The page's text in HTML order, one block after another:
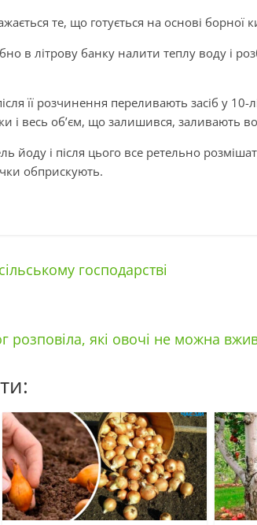
те, що готується на основі борної
в літрову банку налити теплу воду і
її розчинення переливають засіб у 10-
і весь об’єм, що залишився, заливають
йоду і після цього все ретельно
обприскують.
господарстві
розповіла, які овочі не можна